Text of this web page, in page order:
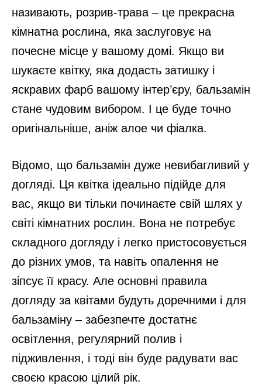
називають, розрив-трава – це прекрасна
кімнатна рослина, яка заслуговує на
почесне місце у вашому домі. Якщо ви
шукаєте квітку, яка додасть затишку і
яскравих фарб вашому інтер’єру, бальзамін
стане чудовим вибором. І це буде точно
оригінальніше, аніж алое чи фіалка.
Відомо, що бальзамін дуже невибагливий у
догляді. Ця квітка ідеально підійде для
вас, якщо ви тільки починаєте свій шлях у
світі кімнатних рослин. Вона не потребує
складного догляду і легко пристосовується
до різних умов, та навіть опалення не
зіпсує її красу. Але основні правила
догляду за квітами будуть доречними і для
бальзаміну – забезпечте достатнє
освітлення, регулярний полив і
підживлення, і тоді він буде радувати вас
своєю красою цілий рік.